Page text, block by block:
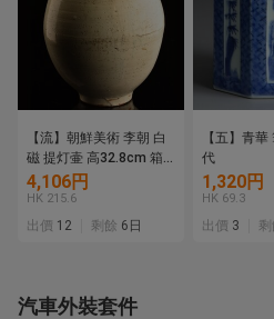
【流】朝鮮美術 李朝 白
磁 提灯壷 高32.8cm 箱
付 LF270
4,106円
HK 215.6
出價 12 剩餘 6日
【五】青
代
1,320円
HK 69.3
出價 3
汽車外裝套件